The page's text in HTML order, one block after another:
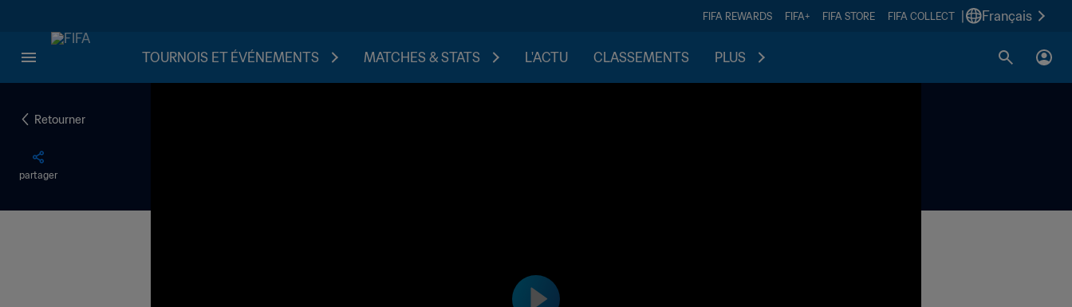
FIFA REWARDS FIFA+ FIFA STORE FIFA COLLECT Français
TOURNOIS ET ÉVÉNEMENTS MATCHES & STATS L'ACTU CLASSEMENTS PLUS
Retourner
partager